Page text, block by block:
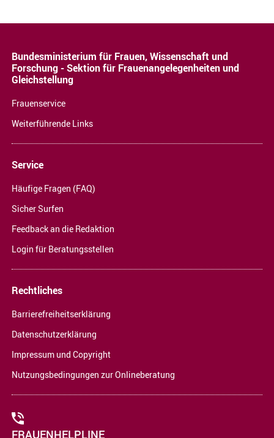
Bundesministerium für Frauen, Wissenschaft und
Forschung - Sektion für Frauenangelegenheiten und
Gleichstellung
Frauenservice
Weiterführende Links
Service
Häufige Fragen (FAQ)
Sicher Surfen
Feedback an die Redaktion
Login für Beratungsstellen
Rechtliches
Barrierefreiheitserklärung
Datenschutzerklärung
Impressum und Copyright
Nutzungsbedingungen zur Onlineberatung
FRAUENHELPLINE